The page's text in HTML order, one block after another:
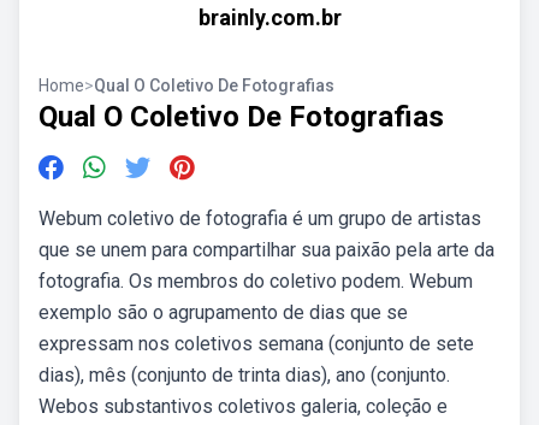
brainly.com.br
Home>Qual O Coletivo De Fotografias
Qual O Coletivo De Fotografias
Webum coletivo de fotografia é um grupo de artistas
que se unem para compartilhar sua paixão pela arte da
fotografia. Os membros do coletivo podem. Webum
exemplo são o agrupamento de dias que se
expressam nos coletivos semana (conjunto de sete
dias), mês (conjunto de trinta dias), ano (conjunto.
Webos substantivos coletivos galeria, coleção e